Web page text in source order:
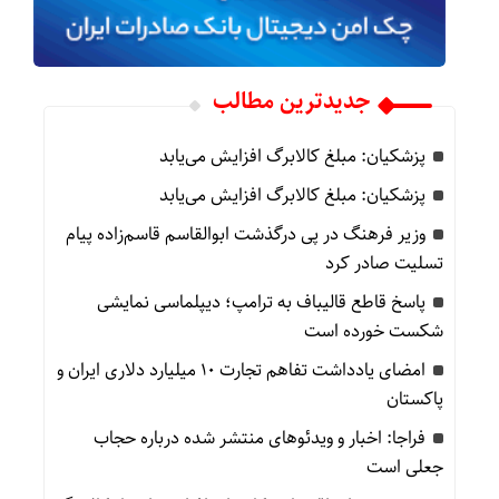
جدیدترین مطالب
پزشکیان: مبلغ کالابرگ افزایش می‌یابد
پزشکیان: مبلغ کالابرگ افزایش می‌یابد
وزیر فرهنگ در پی درگذشت ابوالقاسم قاسم‌زاده پیام
تسلیت صادر کرد
پاسخ قاطع قالیباف به ترامپ؛ دیپلماسی نمایشی
شکست خورده است
امضای یادداشت تفاهم تجارت ۱۰ میلیارد دلاری ایران و
پاکستان
فراجا: اخبار و ویدئوهای منتشر شده درباره حجاب
جعلی است